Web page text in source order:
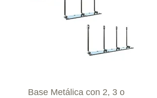
Base Metálica con 2, 3 o